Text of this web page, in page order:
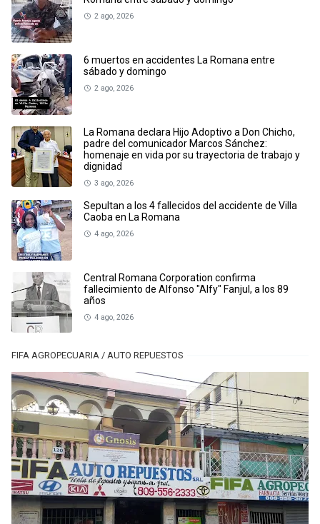
2 ago, 2026
6 muertos en accidentes La Romana entre
sábado y domingo
2 ago, 2026
La Romana declara Hijo Adoptivo a Don Chicho,
padre del comunicador Marcos Sánchez:
homenaje en vida por su trayectoria de trabajo y
dignidad
3 ago, 2026
Sepultan a los 4 fallecidos del accidente de Villa
Caoba en La Romana
4 ago, 2026
Central Romana Corporation confirma
fallecimiento de Alfonso "Alfy" Fanjul, a los 89
años
4 ago, 2026
FIFA AGROPECUARIA / AUTO REPUESTOS